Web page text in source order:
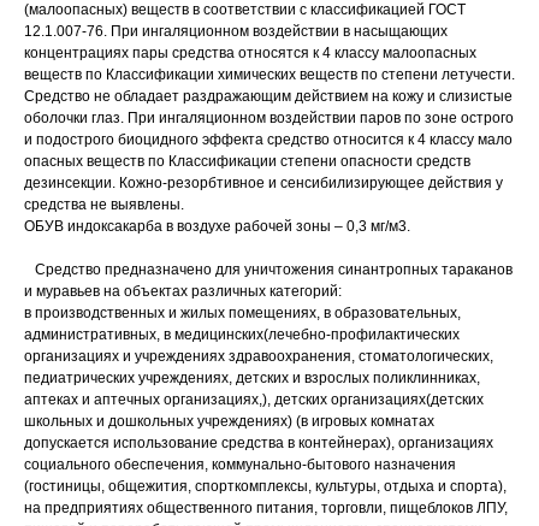
(малоопасных) веществ в соответствии с классификацией ГОСТ
12.1.007-76. При ингаляционном воздействии в насыщающих
концентрациях пары средства относятся к 4 классу малоопасных
веществ по Классификации химических веществ по степени летучести.
Средство не обладает раздражающим действием на кожу и слизистые
оболочки глаз. При ингаляционном воздействии паров по зоне острого
и подострого биоцидного эффекта средство относится к 4 классу мало
опасных веществ по Классификации степени опасности средств
дезинсекции. Кожно-резорбтивное и сенсибилизирующее действия у
средства не выявлены.
ОБУВ индоксакарба в воздухе рабочей зоны – 0,3 мг/м3.
Средство предназначено для уничтожения синантропных тараканов
и муравьев на объектах различных категорий:
в производственных и жилых помещениях, в образовательных,
административных, в медицинских(лечебно-профилактических
организациях и учреждениях здравоохранения, стоматологических,
педиатрических учреждениях, детских и взрослых поликлинниках,
аптеках и аптечных организациях,), детских организациях(детских
школьных и дошкольных учреждениях) (в игровых комнатах
допускается использование средства в контейнерах), организациях
социального обеспечения, коммунально-бытового назначения
(гостиницы, общежития, спорткомплексы, культуры, отдыха и спорта),
на предприятиях общественного питания, торговли, пищеблоков ЛПУ,